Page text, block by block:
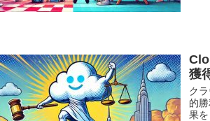
獲
ク
的
果